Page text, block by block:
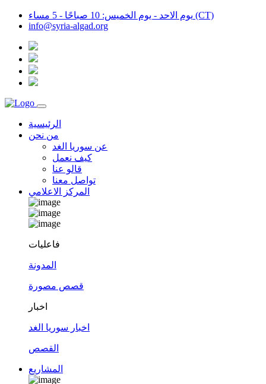
يوم الاحد - يوم الخميس: 10 صباحًا - 5 مساء (CT)
info@syria-algad.org
الرئيسية
من نحن
عن سوريا الغد
كيف نعمل
قالو عنا
تواصل معنا
المركز الاعلامي
فاعليات
المدونة
قصص مصورة
اخبار
اخبار سوريا الغد
القصص
المشاريع